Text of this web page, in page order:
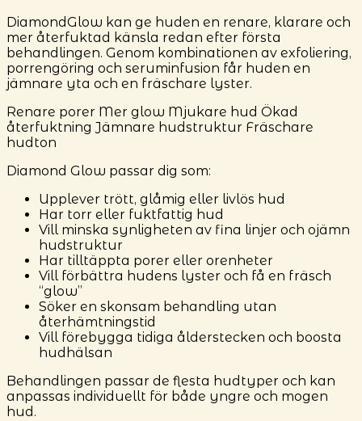
DiamondGlow kan ge huden en renare, klarare och
mer återfuktad känsla redan efter första
behandlingen. Genom kombinationen av exfoliering,
porrengöring och seruminfusion får huden en
jämnare yta och en fräschare lyster.
Renare porer Mer glow Mjukare hud Ökad
återfuktning Jämnare hudstruktur Fräschare
hudton
Diamond Glow passar dig som:
Upplever trött, glåmig eller livlös hud
Har torr eller fuktfattig hud
Vill minska synligheten av fina linjer och ojämn
hudstruktur
Har tilltäppta porer eller orenheter
Vill förbättra hudens lyster och få en fräsch
“glow”
Söker en skonsam behandling utan
återhämtningstid
Vill förebygga tidiga ålderstecken och boosta
hudhälsan
Behandlingen passar de flesta hudtyper och kan
anpassas individuellt för både yngre och mogen
hud.